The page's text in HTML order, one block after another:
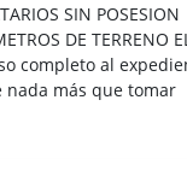
SIN POSESION
DE TERRENO EL
completo al
nada más que tomar